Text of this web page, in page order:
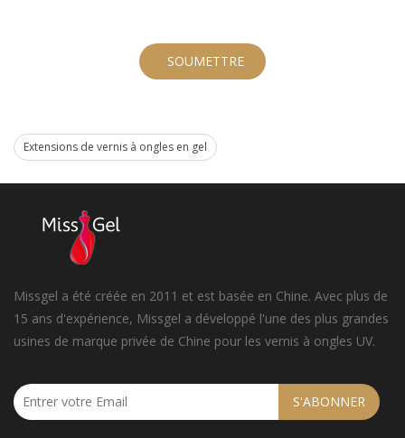
SOUMETTRE
Extensions de vernis à ongles en gel
Missgel a été créée en 2011 et est basée en Chine. Avec plus de
15 ans d'expérience, Missgel a développé l'une des plus grandes
usines de marque privée de Chine pour les vernis à ongles UV.
S'ABONNER